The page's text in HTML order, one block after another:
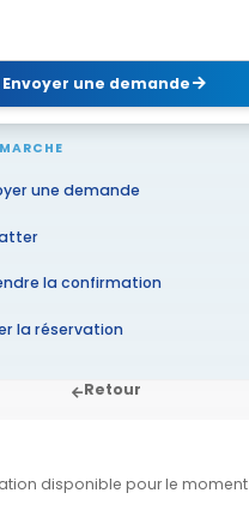
Envoyer une demande
une demande
la confirmation
la réservation
Retour
disponible pour le moment